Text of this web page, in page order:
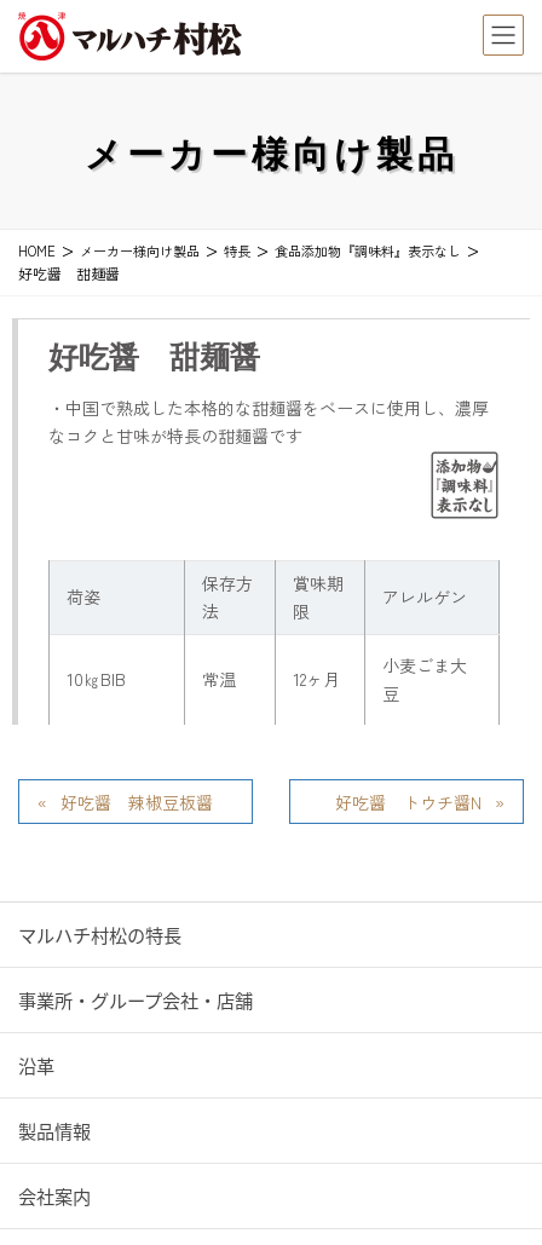
メーカー様向け製品
HOME メーカー様向け製品 特長 食品添加物『調味料』表示なし
好吃醤 甜麺醤
好吃醤 甜麺醤
・中国で熟成した本格的な甜麺醤をベースに使用し、濃厚
なコクと甘味が特長の甜麺醤です
荷姿
保存方
法
賞味期
限
アレルゲン
10㎏BIB 常温 12ヶ月
小麦ごま大
豆
好吃醤 辣椒豆板醤 好吃醤 トウチ醤N
マルハチ村松の特長
事業所・グループ会社・店舗
沿革
製品情報
会社案内